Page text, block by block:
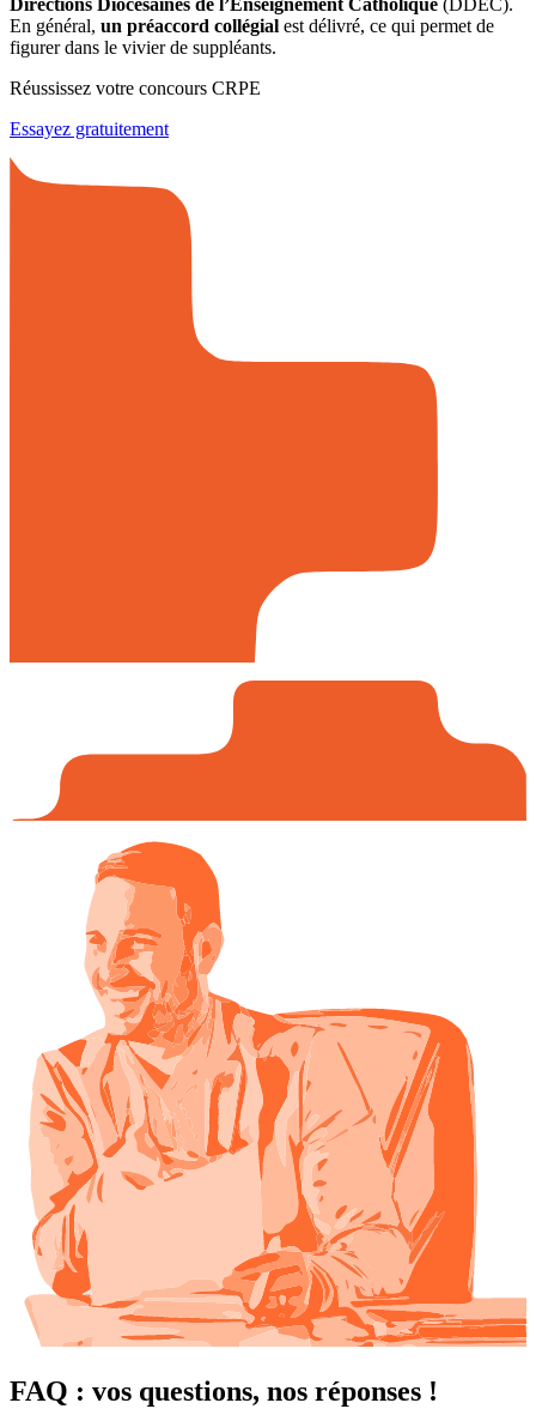
En général, un préaccord collégial est délivré, ce qui permet de
figurer dans le vivier de suppléants.
Réussissez votre concours CRPE
Essayez gratuitement
FAQ : vos questions, nos réponses !